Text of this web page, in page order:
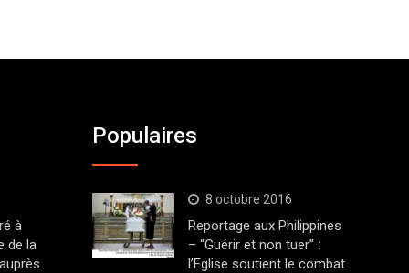
à
de la
Populaires
8 octobre 2016
Reportage aux Philippines
– “Guérir et non tuer” :
l’Eglise soutient le combat